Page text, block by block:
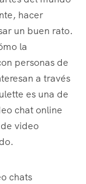
hacer
un buen rato.
la
personas de
a través
es una de
chat online
video
chats